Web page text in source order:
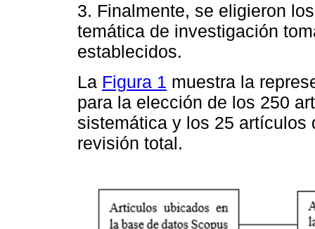
3. Finalmente, se eligieron
temática de investigación
establecidos.
La Figura 1 muestra la
para la elección de los 250
sistemática y los 25 artículos
revisión total.